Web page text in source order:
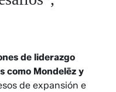
de liderazgo
como Mondelēz y
de expansión e